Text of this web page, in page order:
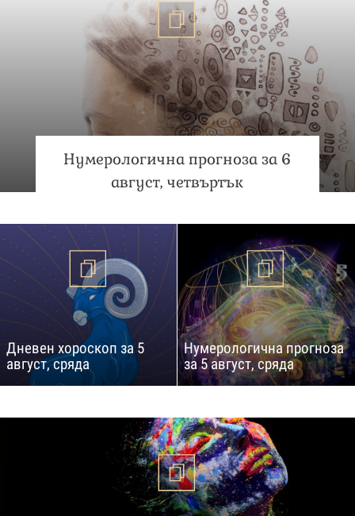
Нумерологична прогноза за 6
август, четвъртък
Дневен хороскоп за 5
август, сряда
Нумерологична прогноза
за 5 август, сряда